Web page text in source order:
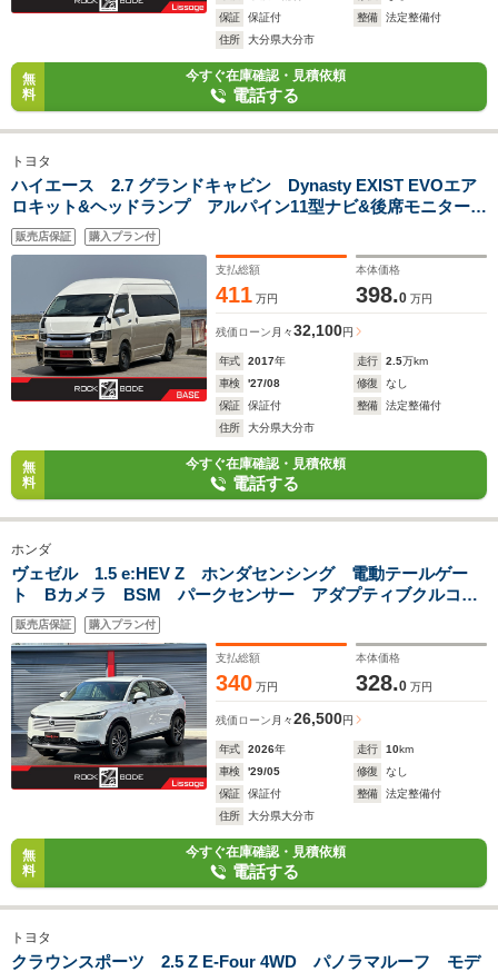
保証
保証付 整備
法定整備付
住所
大分県大分市
無
料
今すぐ在庫確認・見積依頼
電話する
トヨタ
ハイエース 2.7 グランドキャビン Dynasty EXIST EVOエア
ロキット&ヘッドランプ アルパイン11型ナビ&後席モニター
Bカメラ パワースライドドア セーフティセンス アクセサ
リーコンセント 社外テール スマートキー
販売店保証 購入プラン付
支払総額
411 万円
本体価格
398.0 万円
残価ローン 月々32,100円
年式 2017年 走行 2.5万km
車検
'27/08 修復
なし
保証
保証付 整備
法定整備付
住所
大分県大分市
無
料
今すぐ在庫確認・見積依頼
電話する
ホンダ
ヴェゼル 1.5 e:HEV Z ホンダセンシング 電動テールゲー
ト Bカメラ BSM パークセンサー アダプティブクルコ
ン コンビシート シート&ステアヒーター 18inAW フル
LEDヘッドライト オートハイビーム スマートキー
販売店保証 購入プラン付
支払総額
340 万円
本体価格
328.0 万円
残価ローン 月々26,500円
年式 2026年 走行 10km
車検
'29/05 修復
なし
保証
保証付 整備
法定整備付
住所
大分県大分市
無
料
今すぐ在庫確認・見積依頼
電話する
トヨタ
クラウンスポーツ 2.5 Z E-Four 4WD パノラマルーフ モデ